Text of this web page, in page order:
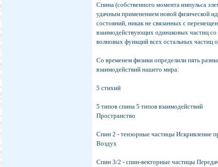
Спина (собственного момента импульса
удачным применением новой физической
состояний, никак не связанных с
взаимодействующих одинаковых частиц
волновых функций всех остальных частиц
Со временем физики определили пять
взаимодействий нашего мира:
5 стихий
5 типов спина 5 типов взаимодействий
Пространство
Спин 2 - тензорные частицы Искривление
Воздух
Спин 3/2 - спин-векторные частицы